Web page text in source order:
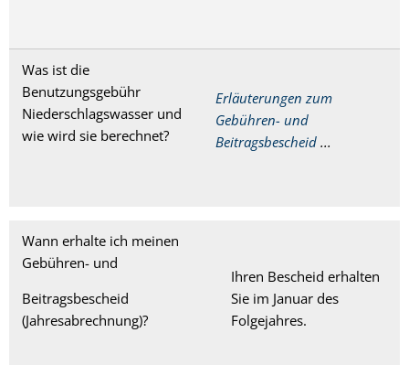
Was ist die
Benutzungsgebühr
Niederschlagswasser und
wie wird sie berechnet?
Erläuterungen zum
Gebühren- und
Beitragsbescheid ...
Wann erhalte ich meinen
Gebühren- und
Beitragsbescheid
(Jahresabrechnung)?
Ihren Bescheid erhalten
Sie im Januar des
Folgejahres.